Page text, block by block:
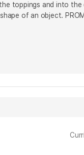
toppings and into
of an object.